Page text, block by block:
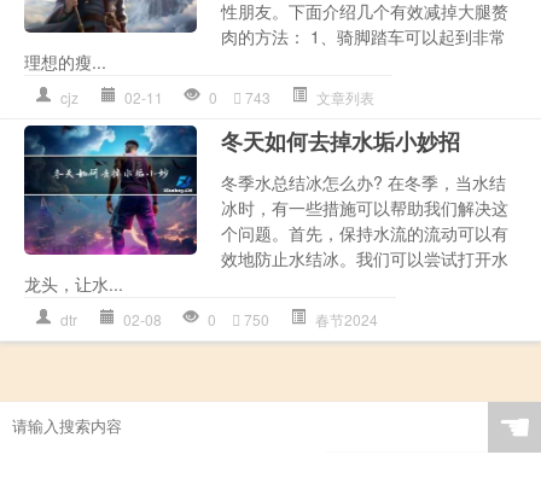
性朋友。下面介绍几个有效减掉大腿赘
肉的方法： 1、骑脚踏车可以起到非常
理想的瘦...
cjz 02-11 0 743 文章列表
冬天如何去掉水垢小妙招
冬季水总结冰怎么办? 在冬季，当水结
冰时，有一些措施可以帮助我们解决这
个问题。首先，保持水流的流动可以有
效地防止水结冰。我们可以尝试打开水
龙头，让水...
dtr 02-08 0 750 春节2024
☚